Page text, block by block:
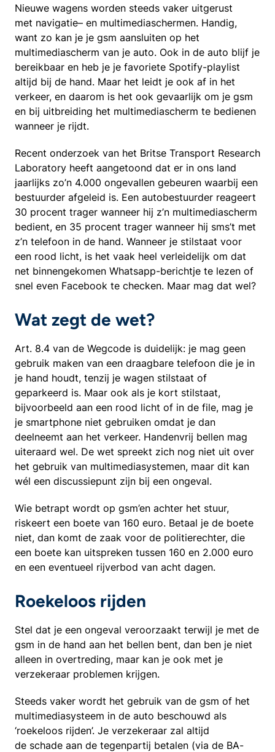
Nieuwe wagens worden steeds vaker uitgerust
met navigatie– en multimediaschermen. Handig,
want zo kan je je gsm aansluiten op het
multimediascherm van je auto. Ook in de auto blijf je
bereikbaar en heb je je favoriete Spotify-playlist
altijd bij de hand. Maar het leidt je ook af in het
verkeer, en daarom is het ook gevaarlijk om je gsm
en bij uitbreiding het multimediascherm te bedienen
wanneer je rijdt.
Recent onderzoek van het Britse Transport Research
Laboratory heeft aangetoond dat er in ons land
jaarlijks zo’n 4.000 ongevallen gebeuren waarbij een
bestuurder afgeleid is. Een autobestuurder reageert
30 procent trager wanneer hij z’n multimediascherm
bedient, en 35 procent trager wanneer hij sms’t met
z’n telefoon in de hand. Wanneer je stilstaat voor
een rood licht, is het vaak heel verleidelijk om dat
net binnengekomen Whatsapp-berichtje te lezen of
snel even Facebook te checken. Maar mag dat wel?
Wat zegt de wet?
Art. 8.4 van de Wegcode is duidelijk: je mag geen
gebruik maken van een draagbare telefoon die je in
je hand houdt, tenzij je wagen stilstaat of
geparkeerd is. Maar ook als je kort stilstaat,
bijvoorbeeld aan een rood licht of in de file, mag je
je smartphone niet gebruiken omdat je dan
deelneemt aan het verkeer. Handenvrij bellen mag
uiteraard wel. De wet spreekt zich nog niet uit over
het gebruik van multimediasystemen, maar dit kan
wél een discussiepunt zijn bij een ongeval.
Wie betrapt wordt op gsm’en achter het stuur,
riskeert een boete van 160 euro. Betaal je de boete
niet, dan komt de zaak voor de politierechter, die
een boete kan uitspreken tussen 160 en 2.000 euro
en een eventueel rijverbod van acht dagen.
Roekeloos rijden
Stel dat je een ongeval veroorzaakt terwijl je met de
gsm in de hand aan het bellen bent, dan ben je niet
alleen in overtreding, maar kan je ook met je
verzekeraar problemen krijgen.
Steeds vaker wordt het gebruik van de gsm of het
multimediasysteem in de auto beschouwd als
‘roekeloos rijden’. Je verzekeraar zal altijd
de schade aan de tegenpartij betalen (via de BA-